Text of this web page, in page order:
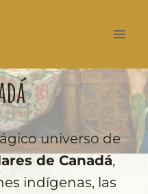
universo de
de Canadá,
indígenas, las